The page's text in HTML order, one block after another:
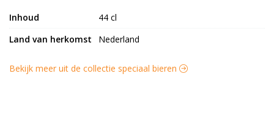
Inhoud
44 cl
Land van herkomst
Nederland
Bekijk meer uit de collectie speciaal bieren